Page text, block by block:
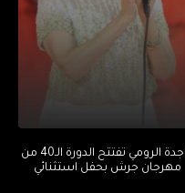
ماجدة الرومي تفتتح الدورة الـ40 من
مهرجان جرش بحفل استثنائي